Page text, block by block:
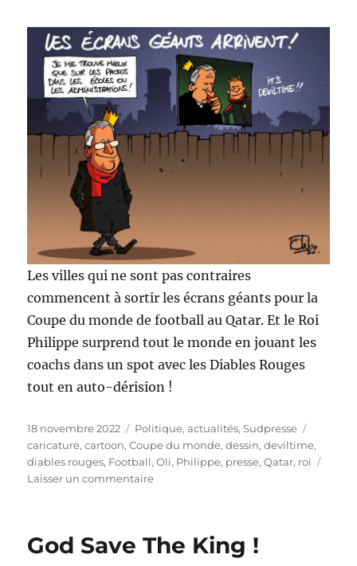
Les villes qui ne sont pas contraires
commencent à sortir les écrans géants pour la
Coupe du monde de football au Qatar. Et le Roi
Philippe surprend tout le monde en jouant les
coachs dans un spot avec les Diables Rouges
tout en auto-dérision !
Publié
le
18 novembre 2022 Catégories
Politique, actualités,Sudpresse
caricature,cartoon,Coupe du monde,dessin,deviltime,
diables rouges, Football,Oli, Philippe, presse,Qatar, roi
Laisser un commentairesur
God Save The King !